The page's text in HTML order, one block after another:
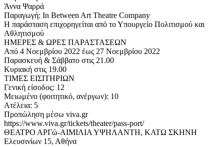
Άννα Ψαρρά
Παραγωγή: In Between Art Theatre Company
Η παράσταση επιχορηγείται από το Υπουργείο Πολιτισμού και
Αθλητισμού
ΗΜΕΡΕΣ & ΩΡΕΣ ΠΑΡΑΣΤΑΣΕΩΝ
Από 4 Νοεμβρίου 2022 έως 27 Νοεμβρίου 2022
Παρασκευή & Σάββατο στις 21.00
Κυριακή στις 19.00
ΤΙΜΕΣ ΕΙΣΙΤΗΡΙΩΝ
Γενική είσοδος: 12
Μειωμένο (φοιτητικό, ανέργων): 10
Ατέλεια: 5
Προπώληση μέσω viva.gr
https://www.viva.gr/tickets/theater/pass-port/
ΘΕΑΤΡΟ ΑΡΓώ-ΑΙΜΙΛΙΑ ΥΨΗΛΑΝΤΗ, ΚΑΤΩ ΣΚΗΝΗ
Ελευσινίων 15, Αθήνα